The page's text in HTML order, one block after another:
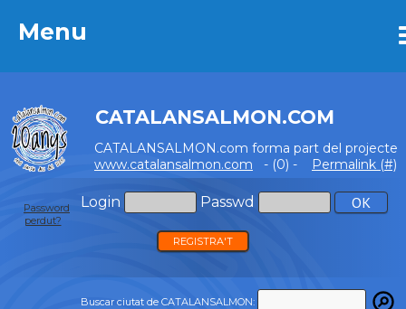
Menu
CATALANSALMON.COM
CATALANSALMON.com forma part del projecte
www.catalansalmon.com - (0) - Permalink (#)
Login Passwd
Password
perdut?
REGISTRA'T
Buscar ciutat de CATALANSALMON:
Menu